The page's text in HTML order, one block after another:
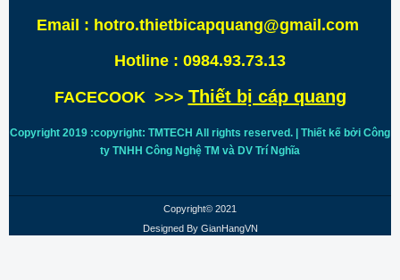
Email : hotro.thietbicapquang@gmail.com
Hotline : 0984.93.73.13
FACECOOK >>> Thiết bị cáp quang
Copyright 2019 :copyright: TMTECH All rights reserved. | Thiết kế bởi Công
ty TNHH Công Nghệ TM và DV Trí Nghĩa
Copyright© 2021
Designed By GianHangVN